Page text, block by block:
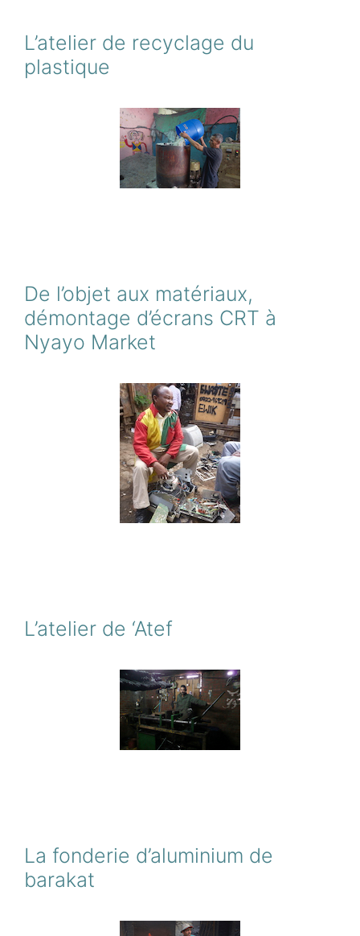
L’atelier de recyclage du
plastique
De l’objet aux matériaux,
démontage d’écrans CRT à
Nyayo Market
L’atelier de ‘Atef
La fonderie d’aluminium de
barakat